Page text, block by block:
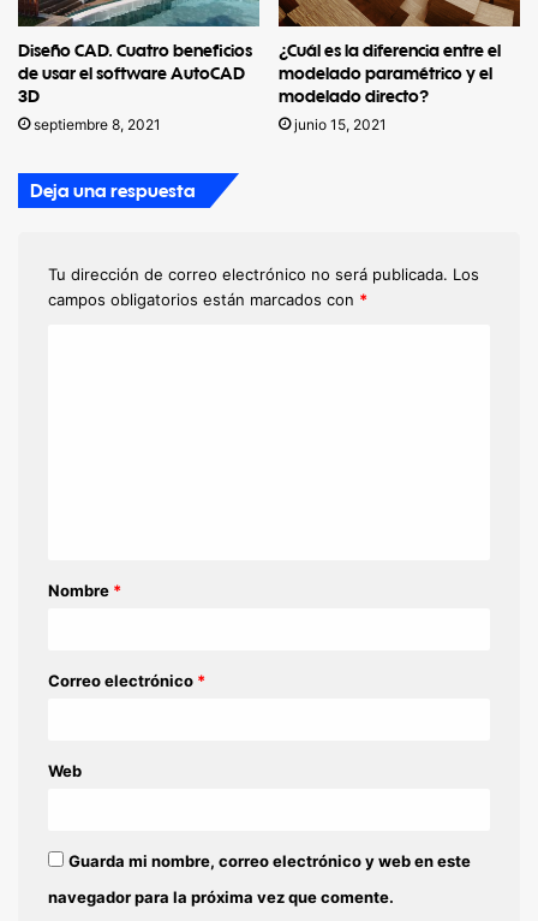
Diseño CAD. Cuatro beneficios
de usar el software AutoCAD
3D
septiembre 8, 2021
¿Cuál es la diferencia entre el
modelado paramétrico y el
modelado directo?
junio 15, 2021
Deja una respuesta
Tu dirección de correo electrónico no será publicada. Los
campos obligatorios están marcados con *
r
Nombre *
Correo electrónico *
Web
Guarda mi nombre, correo electrónico y web en este
navegador para la próxima vez que comente.